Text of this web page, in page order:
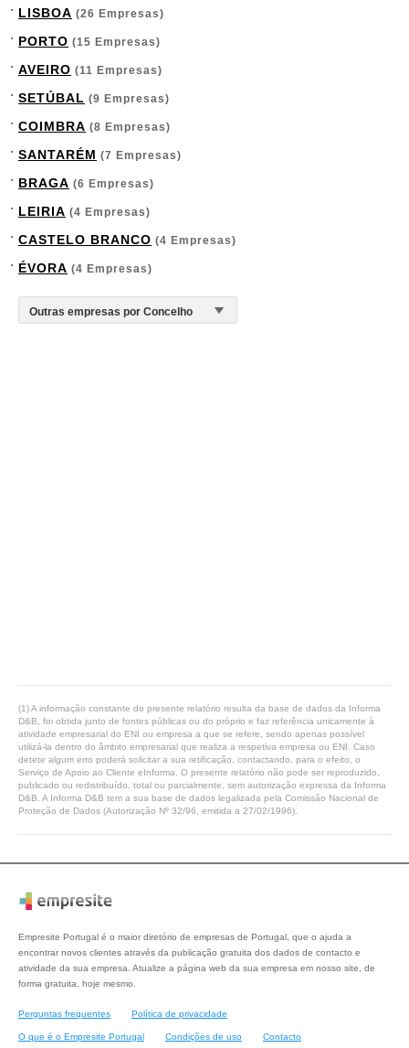
LISBOA (26 Empresas)
PORTO (15 Empresas)
AVEIRO (11 Empresas)
SETÚBAL (9 Empresas)
COIMBRA (8 Empresas)
SANTARÉM (7 Empresas)
BRAGA (6 Empresas)
LEIRIA (4 Empresas)
CASTELO BRANCO (4 Empresas)
ÉVORA (4 Empresas)
(1) A informação constante do presente relatório resulta da base de dados da Informa
D&B, foi obtida junto de fontes públicas ou do próprio e faz referência unicamente à
atividade empresarial do ENI ou empresa a que se refere, sendo apenas possível
utilizá-la dentro do âmbito empresarial que realiza a respetiva empresa ou ENI. Caso
detete algum erro poderá solicitar a sua retificação, contactando, para o efeito, o
Serviço de Apoio ao Cliente eInforma. O presente relatório não pode ser reproduzido,
publicado ou redistribuído, total ou parcialmente, sem autorização expressa da Informa
D&B. A Informa D&B tem a sua base de dados legalizada pela Comissão Nacional de
Proteção de Dados (Autorização Nº 32/96, emitida a 27/02/1996).
Empresite Portugal é o maior diretório de empresas de Portugal, que o ajuda a
encontrar novos clientes através da publicação gratuita dos dados de contacto e
atividade da sua empresa. Atualize a página web da sua empresa em nosso site, de
forma gratuita, hoje mesmo.
Perguntas frequentes Política de privacidade
O que é o Empresite Portugal Condições de uso Contacto